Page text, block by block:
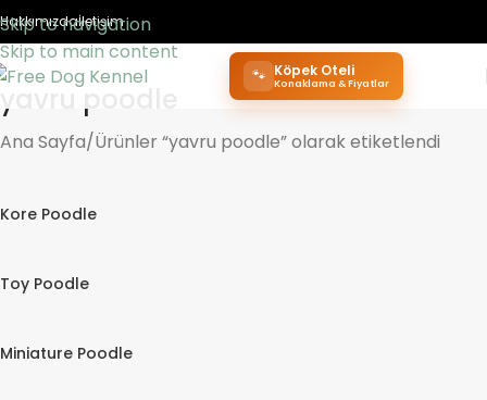
Skip to navigation
Skip to main content
Hakkımızdaİletişim
🐾 Köpek Oteli
Konaklama & Fiyatlar
yavru poodle
Ana Sayfa Ürünler “yavru poodle” olarak etiketlendi
Kore Poodle
Toy Poodle
Miniature Poodle